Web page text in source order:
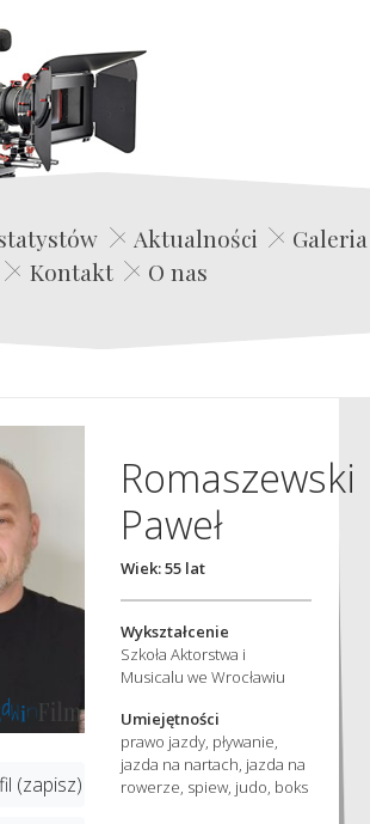
Edwin Film Agencja Aktorska
Aktualności
Galeria
Kontakt
O nas
(zapisz)
Romaszewski
Paweł
Wiek: 55 lat
Wykształcenie
Szkoła Aktorstwa i
Musicalu we Wrocławiu
Umiejętności
prawo jazdy, pływanie,
jazda na nartach, jazda na
rowerze, spiew, judo, boks